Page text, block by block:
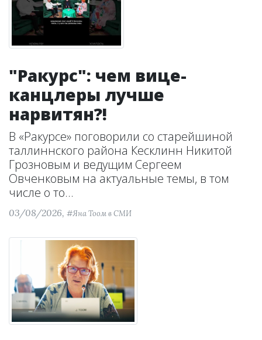
"Ракурс": чем вице-
канцлеры лучше
нарвитян?!
В «Ракурсе» поговорили со старейшиной
таллиннского района Кесклинн Никитой
Грозновым и ведущим Сергеем
Овченковым на актуальные темы, в том
числе о то...
03/08/2026, #Яна Тоом в СМИ